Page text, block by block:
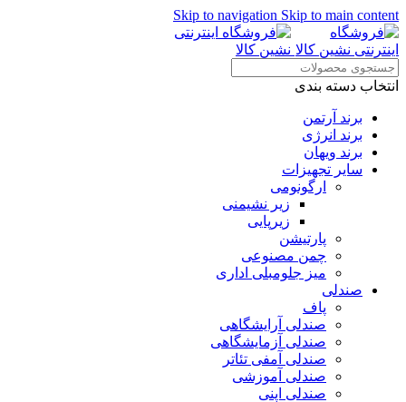
Skip to navigation Skip to main content
انتخاب دسته بندی
برند آرتمن
برند انرژی
برند ویهان
سایر تجهیزات
ارگونومی
زیر نشیمنی
زیرپایی
پارتیشن
چمن مصنوعی
میز جلومبلی اداری
صندلی
پاف
صندلی آرایشگاهی
صندلی آزمایشگاهی
صندلی آمفی تئاتر
صندلی آموزشی
صندلی اپنی